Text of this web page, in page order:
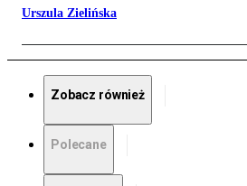
Urszula Zielińska
Zobacz również
Polecane